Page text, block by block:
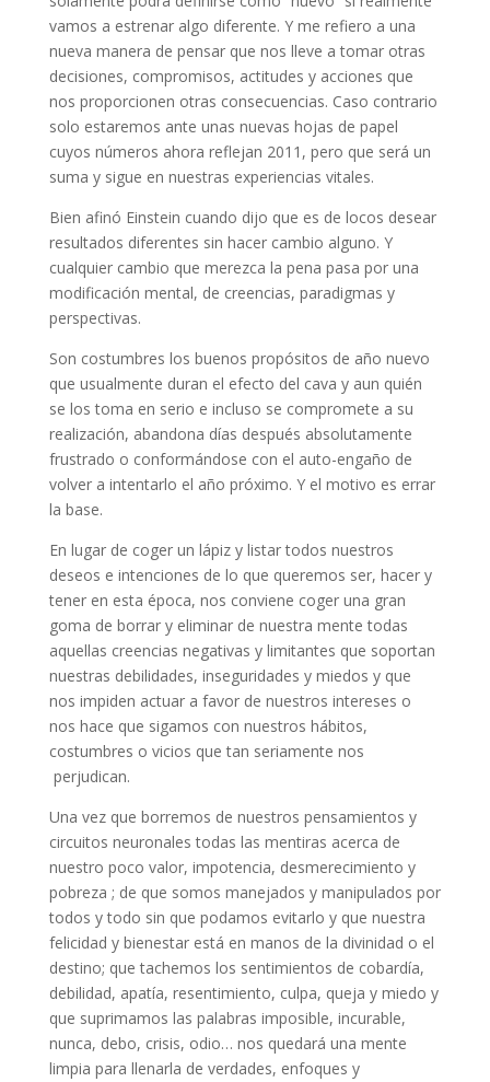
vamos a estrenar algo diferente. Y me refiero a una
nueva manera de pensar que nos lleve a tomar otras
decisiones, compromisos, actitudes y acciones que
nos proporcionen otras consecuencias. Caso contrario
solo estaremos ante unas nuevas hojas de papel
cuyos números ahora reflejan 2011, pero que será un
suma y sigue en nuestras experiencias vitales.
Bien afinó Einstein cuando dijo que es de locos desear
resultados diferentes sin hacer cambio alguno. Y
cualquier cambio que merezca la pena pasa por una
modificación mental, de creencias, paradigmas y
perspectivas.
Son costumbres los buenos propósitos de año nuevo
que usualmente duran el efecto del cava y aun quién
se los toma en serio e incluso se compromete a su
realización, abandona días después absolutamente
frustrado o conformándose con el auto-engaño de
volver a intentarlo el año próximo. Y el motivo es errar
la base.
En lugar de coger un lápiz y listar todos nuestros
deseos e intenciones de lo que queremos ser, hacer y
tener en esta época, nos conviene coger una gran
goma de borrar y eliminar de nuestra mente todas
aquellas creencias negativas y limitantes que soportan
nuestras debilidades, inseguridades y miedos y que
nos impiden actuar a favor de nuestros intereses o
nos hace que sigamos con nuestros hábitos,
costumbres o vicios que tan seriamente nos
perjudican.
Una vez que borremos de nuestros pensamientos y
circuitos neuronales todas las mentiras acerca de
nuestro poco valor, impotencia, desmerecimiento y
pobreza ; de que somos manejados y manipulados por
todos y todo sin que podamos evitarlo y que nuestra
felicidad y bienestar está en manos de la divinidad o el
destino; que tachemos los sentimientos de cobardía,
debilidad, apatía, resentimiento, culpa, queja y miedo y
que suprimamos las palabras imposible, incurable,
nunca, debo, crisis, odio… nos quedará una mente
limpia para llenarla de verdades, enfoques y